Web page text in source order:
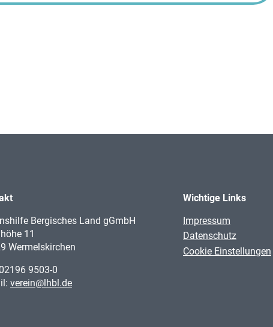
Bergisches Land gGmbH
11
Wermelskirchen
02196 9503-0
verein@lhbl.de
Wichtige Links
Navigation
überspringen
Impressum
Datenschutz
Cookie Einstellungen